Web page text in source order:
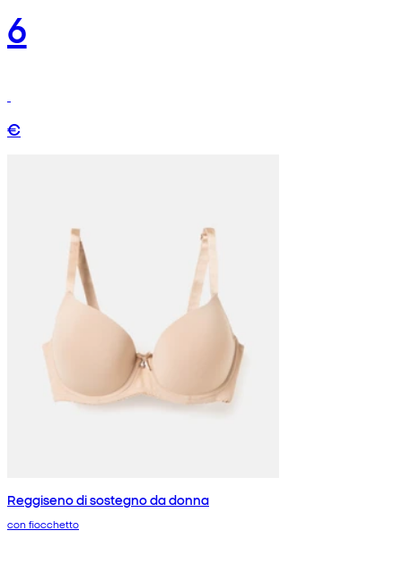
6
€
Reggiseno di sostegno da donna
con fiocchetto